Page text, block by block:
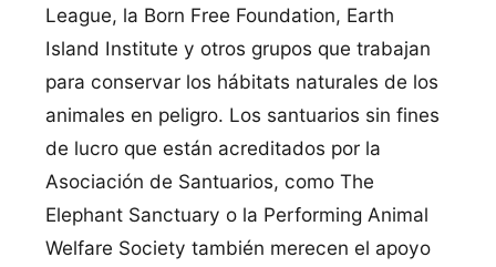
League, la Born Free Foundation, Earth
Island Institute y otros grupos que trabajan
para conservar los hábitats naturales de los
animales en peligro. Los santuarios sin fines
de lucro que están acreditados por la
Asociación de Santuarios, como The
Elephant Sanctuary o la Performing Animal
Welfare Society también merecen el apoyo